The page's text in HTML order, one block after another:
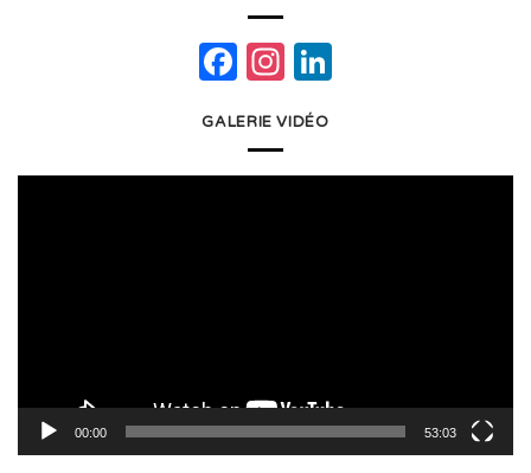
Facebook
Instagram
GALERIE VIDÉO
00:00 53:03